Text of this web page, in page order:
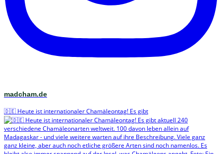
madcham.de
🇩🇪 Heute ist internationaler Chamäleontag! Es gibt